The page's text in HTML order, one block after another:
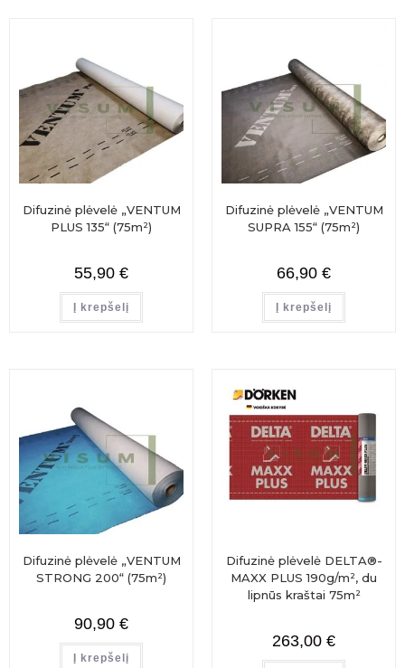
Difuzinė plėvelė „VENTUM
PLUS 135“ (75m²)
55,90 €
Į krepšelį
Difuzinė plėvelė „VENTUM
SUPRA 155“ (75m²)
66,90 €
Į krepšelį
Difuzinė plėvelė „VENTUM
STRONG 200“ (75m²)
90,90 €
Į krepšelį
Difuzinė plėvelė DELTA®-
MAXX PLUS 190g/m², du
lipnūs kraštai 75m²
263,00 €